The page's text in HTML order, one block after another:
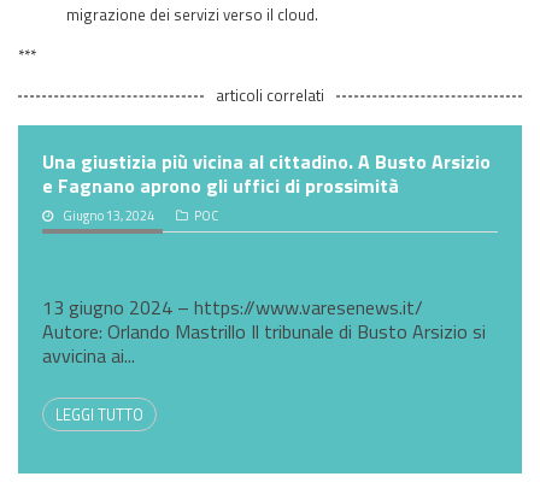
migrazione dei servizi verso il cloud.
***
articoli correlati
Una giustizia più vicina al cittadino. A Busto Arsizio
e Fagnano aprono gli uffici di prossimità
Giugno 13, 2024 POC
13 giugno 2024 – https://www.varesenews.it/
Autore: Orlando Mastrillo Il tribunale di Busto Arsizio si
avvicina ai...
LEGGI TUTTO